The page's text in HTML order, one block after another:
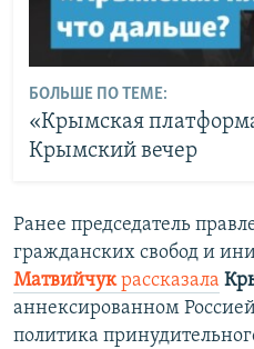
БОЛЬШЕ ПО ТЕМЕ:
«Крымская
Крымский вечер
Ранее председатель
гражданских свобод и
Матвийчукрассказала
аннексированном
политика